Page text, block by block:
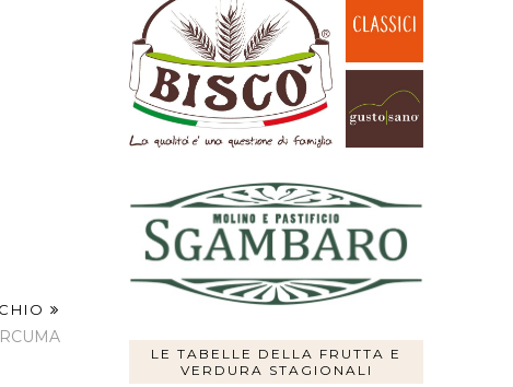
LE TABELLE DELLA FRUTTA E
VERDURA STAGIONALI